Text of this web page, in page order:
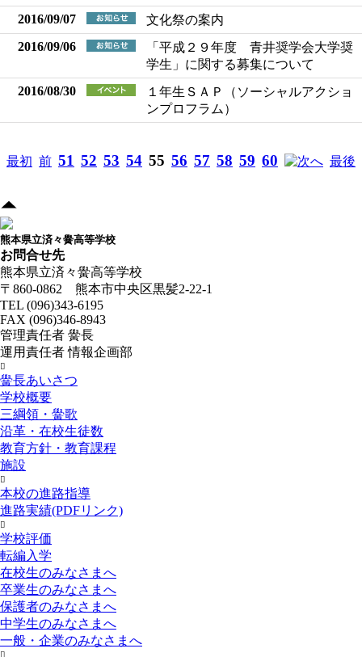
2016/09/07
文化祭の案内
2016/09/06
「平成２９年度 青井奨学会大学奨
学生」に関する募集について
2016/08/30
１年生ＳＡＰ（ソーシャルアクショ
ンプロフラム）
最初 前 51 52 53 54 55 56 57 58 59 60 へ 最後
熊本県立済々黌高等学校
お問合せ先
熊本県立済々黌高等学校
〒860-0862 熊本市中央区黒髪2-22-1
TEL (096)343-6195
FAX (096)346-8943
管理責任者 黌長
運用責任者 情報企画部
黌長あいさつ
学校概要
三綱領・黌歌
沿革・在校生徒数
教育方針・教育課程
施設
本校の進路指導
進路実績(PDFリンク)
学校評価
転編入学
在校生のみなさまへ
卒業生のみなさまへ
保護者のみなさまへ
中学生のみなさまへ
一般・企業のみなさまへ